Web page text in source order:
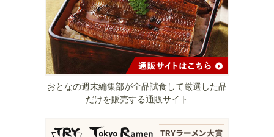
おとなの週末編集部が全品試食して厳選した品
だけを販売する通販サイト